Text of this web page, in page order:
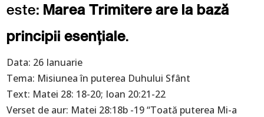
este: Marea Trimitere are la bază
principii esenţiale.
Data: 26 Ianuarie
Tema: Misiunea în puterea Duhului Sfânt
Text: Matei 28: 18-20; Ioan 20:21-22
Verset de aur: Matei 28:18b -19 “Toată puterea Mi-a